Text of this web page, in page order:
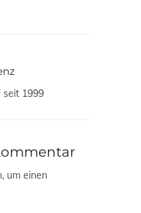
1999
um einen